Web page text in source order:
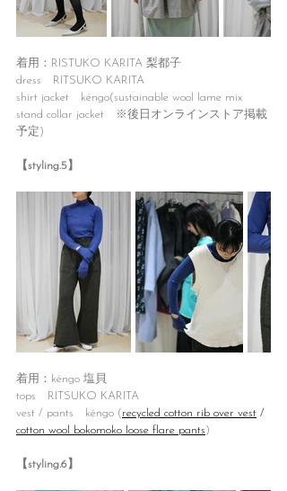
着用：RISTUKO KARITA 梨都子
dress　RITSUKO KARITA
shirt jacket　kéngo(sustainable wool lame mix
stand collar jacket　※後日オンラインストア掲載
予定)
【styling.5】
着用：kéngo 塩貝
tops　RITSUKO KARITA
vest / pants　kéngo (recycled cotton rib over vest /
cotton wool bokomoko loose flare pants)
【styling.6】